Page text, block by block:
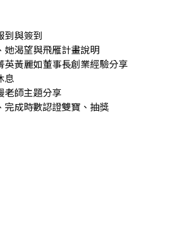
到與簽到
她渴望與飛雁計畫說明
英黃麗如董事長創業經驗分享
息
老師主題分享
完成時數認證雙寶、抽獎